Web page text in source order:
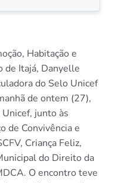
Habitação e
de Itajá, Danyelle
do Selo Unicef
de ontem (27),
junto às
de Convivência e
Criança Feliz,
do Direito da
O encontro teve